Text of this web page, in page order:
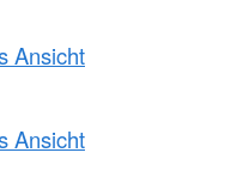
Ansicht
Ansicht